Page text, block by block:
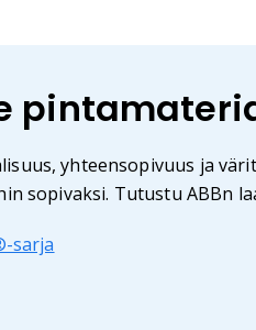
yhteensopivuus ja
sopivaksi. Tutustu ABBn
sarja